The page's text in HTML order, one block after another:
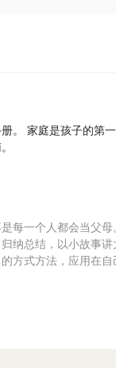
。 家庭是孩子的第
每一个人都会当父
纳总结，以小故事
方式方法，应用在